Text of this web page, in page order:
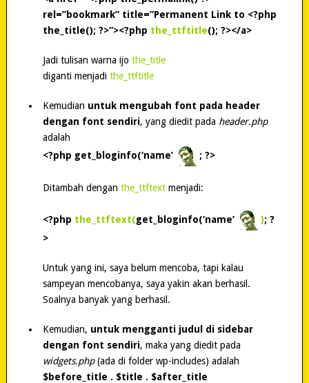
rel=”bookmark” title=”Permanent Link to <?php
the_title(); ?>”><?php the_ttftitle(); ?></a>
Jadi tulisan warna ijothe_title
diganti menjadithe_ttftitle
Kemudian untuk mengubah font pada header
dengan font sendiri, yang diedit pada header.php
adalah
<?php get_bloginfo(‘name’
; ?>
Ditambah denganthe_ttftext menjadi:
<?php the_ttftext(get_bloginfo(‘name’ ); ?
>
Untuk yang ini, saya belum mencoba, tapi kalau
sampeyan mencobanya, saya yakin akan berhasil.
Soalnya banyak yang berhasil.
Kemudian, untuk mengganti judul di sidebar
dengan font sendiri, maka yang diedit pada
widgets.php(ada di folder wp-includes) adalah
$before_title . $title . $after_title